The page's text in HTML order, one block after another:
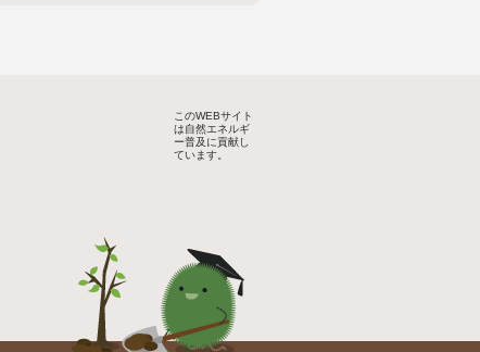
このWEBサイト
は自然エネルギ
ー普及に貢献し
ています。